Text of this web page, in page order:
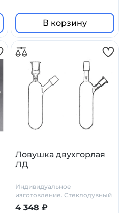
В корзину
Ловушка двухгорлая
ЛД
Индивидуальное
изготовление. Стеклодувный
цех Primelab
4 348 ₽